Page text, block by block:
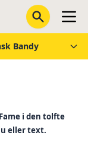
Bandy
i den tolfte
eller text.